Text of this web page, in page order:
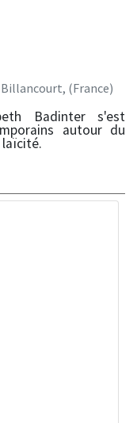
Billancourt, (France)
Badinter s'est
autour du